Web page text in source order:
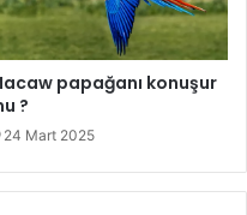
papağanı konuşur
?
24 Mart 2025